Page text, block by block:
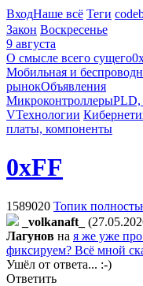
ВходНаше всё Теги
Закон Воскресенье
9 августа
О смысле всего сущего
Мобильная и
рынокОбъявления
МикроконтроллерыPLD,
VТехнологии
платы, компоненты
0xFF
1589020 Топик
_volkanaft_
Лaгyнoв на я же уже
фиксируем? Всё мной
Ушёл от ответа... :-)
Ответить